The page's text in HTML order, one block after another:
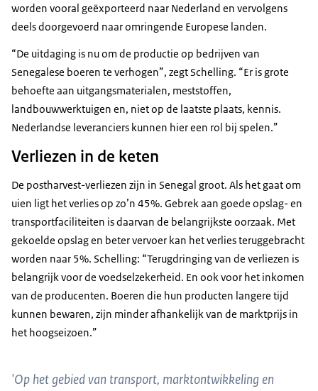
worden vooral geëxporteerd naar Nederland en vervolgens
deels doorgevoerd naar omringende Europese landen.
“De uitdaging is nu om de productie op bedrijven van
Senegalese boeren te verhogen”, zegt Schelling. “Er is grote
behoefte aan uitgangsmaterialen, meststoffen,
landbouwwerktuigen en, niet op de laatste plaats, kennis.
Nederlandse leveranciers kunnen hier een rol bij spelen.”
Verliezen in de keten
De postharvest-verliezen zijn in Senegal groot. Als het gaat om
uien ligt het verlies op zo’n 45%. Gebrek aan goede opslag- en
transportfaciliteiten is daarvan de belangrijkste oorzaak. Met
gekoelde opslag en beter vervoer kan het verlies teruggebracht
worden naar 5%. Schelling: “Terugdringing van de verliezen is
belangrijk voor de voedselzekerheid. En ook voor het inkomen
van de producenten. Boeren die hun producten langere tijd
kunnen bewaren, zijn minder afhankelijk van de marktprijs in
het hoogseizoen.”
'Op het gebied van transport, marktontwikkeling en